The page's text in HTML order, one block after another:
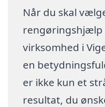
Når du skal
rengøringshjælp
virksomhed i
en
er ikke kun et
resultat, du